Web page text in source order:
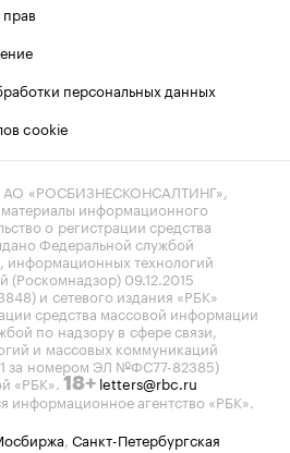
персональных данных
cookie
«РОСБИЗНЕСКОНСАЛТИНГ»,
информационного
о регистрации средства
Федеральной службой
информационных технологий
(Роскомнадзор) 09.12.2015
и сетевого издания «РБК»
средства массовой информации
по надзору в сфере связи,
и массовых коммуникаций
за номером ЭЛ №ФС77-82385)
«РБК». 18+ letters@rbc.ru
информационное агентство «РБК».
Санкт-Петербургская